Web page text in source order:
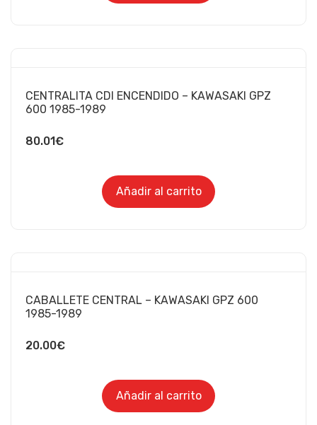
CENTRALITA CDI ENCENDIDO – KAWASAKI GPZ
600 1985-1989
80.01€
Añadir al carrito
CABALLETE CENTRAL – KAWASAKI GPZ 600
1985-1989
20.00€
Añadir al carrito